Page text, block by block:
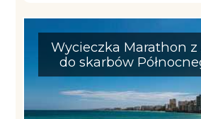
Wycieczka Marathon z
do skarbów